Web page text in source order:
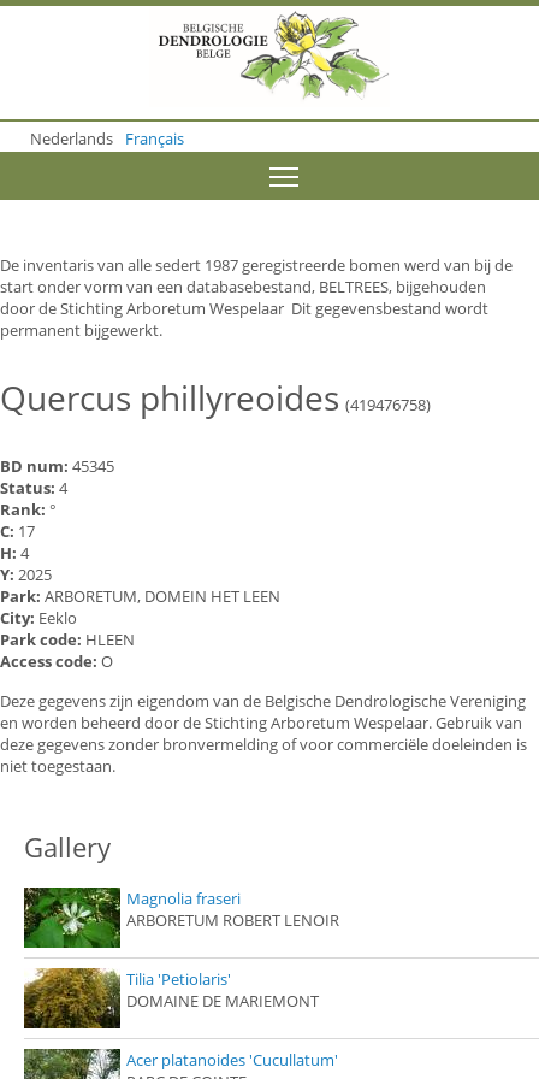
o
m
o
n
t
e
n
Nederlands Français
De inventaris van alle sedert 1987 geregistreerde bomen werd van bij de
start onder vorm van een databasebestand, BELTREES, bijgehouden
door de Stichting Arboretum Wespelaar Dit gegevensbestand wordt
permanent bijgewerkt.
Quercus phillyreoides (419476758)
BD num: 45345
Status: 4
Rank: °
C: 17
H: 4
Y: 2025
Park: ARBORETUM, DOMEIN HET LEEN
City: Eeklo
Park code: HLEEN
Access code: O
Deze gegevens zijn eigendom van de Belgische Dendrologische Vereniging
en worden beheerd door de Stichting Arboretum Wespelaar. Gebruik van
deze gegevens zonder bronvermelding of voor commerciële doeleinden is
niet toegestaan.
Gallery
Magnolia fraseri
ARBORETUM ROBERT LENOIR
Tilia 'Petiolaris'
DOMAINE DE MARIEMONT
Acer platanoides 'Cucullatum'